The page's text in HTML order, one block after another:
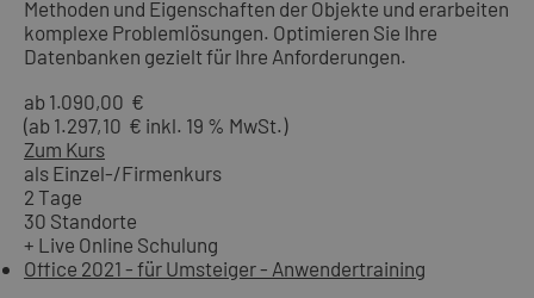
Methoden und Eigenschaften der Objekte und erarbeiten
komplexe Problemlösungen. Optimieren Sie Ihre
Datenbanken gezielt für Ihre Anforderungen.
ab 1.090,00 €
(ab 1.297,10 € inkl. 19 % MwSt.)
Zum Kurs
als Einzel-/Firmenkurs
2 Tage
30 Standorte
+ Live Online Schulung
Office 2021 - für Umsteiger - Anwendertraining